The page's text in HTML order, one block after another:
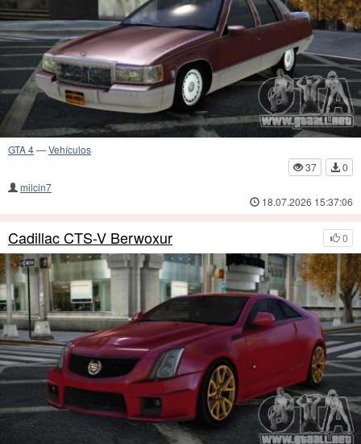
GTA 4—Vehículos
37
0
milcin7
18.07.2026 15:37:06
0
Cadillac CTS-V Berwoxur